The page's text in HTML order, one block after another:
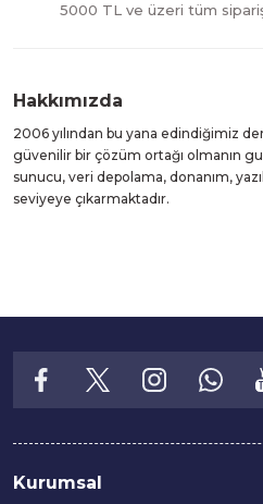
5000 TL ve üzeri tüm
Hakkımızda
2006 yılından bu yana edindiğimiz
güvenilir bir çözüm ortağı olmanın
sunucu, veri depolama, donanım,
seviyeye çıkarmaktadır.
Kurumsal